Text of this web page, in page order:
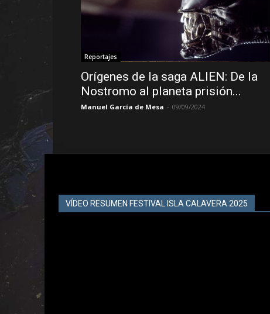
Reportajes
Orígenes de la saga ALIEN: De la
Nostromo al planeta prisión...
Manuel García de Mesa - 09/09/2024
VÍDEO RESUMEN FESTIVAL ISLA CALAVERA 2025